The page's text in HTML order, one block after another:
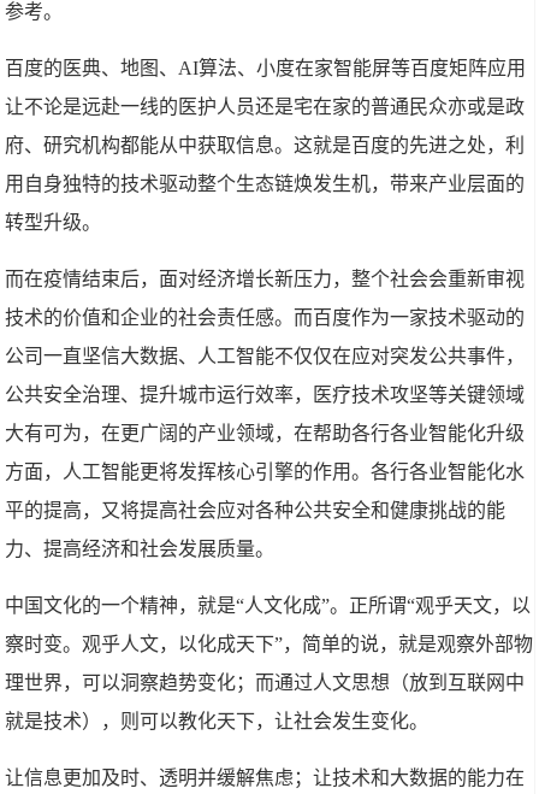
参考。
百度的医典、地图、AI算法、小度在家智能屏等百度矩阵应用
让不论是远赴一线的医护人员还是宅在家的普通民众亦或是政
府、研究机构都能从中获取信息。这就是百度的先进之处，利
用自身独特的技术驱动整个生态链焕发生机，带来产业层面的
转型升级。
而在疫情结束后，面对经济增长新压力，整个社会会重新审视
技术的价值和企业的社会责任感。而百度作为一家技术驱动的
公司一直坚信大数据、人工智能不仅仅在应对突发公共事件，
公共安全治理、提升城市运行效率，医疗技术攻坚等关键领域
大有可为，在更广阔的产业领域，在帮助各行各业智能化升级
方面，人工智能更将发挥核心引擎的作用。各行各业智能化水
平的提高，又将提高社会应对各种公共安全和健康挑战的能
力、提高经济和社会发展质量。
中国文化的一个精神，就是“人文化成”。正所谓“观乎天文，以
察时变。观乎人文，以化成天下”，简单的说，就是观察外部物
理世界，可以洞察趋势变化；而通过人文思想（放到互联网中
就是技术），则可以教化天下，让社会发生变化。
让信息更加及时、透明并缓解焦虑；让技术和大数据的能力在